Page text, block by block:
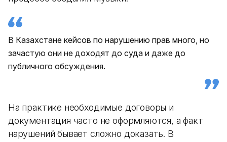
В Казахстане кейсов по нарушению прав много, но
зачастую они не доходят до суда и даже до
публичного обсуждения.
На практике необходимые договоры и
документация часто не оформляются, а факт
нарушений бывает сложно доказать. В